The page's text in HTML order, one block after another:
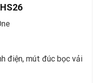
điện, mút đúc bọc vải